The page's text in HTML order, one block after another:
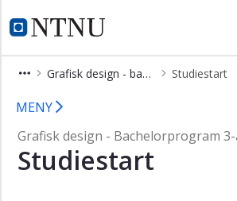
NTNU Hjemmeside
Grafisk design -
Grafisk design - bachelor Studiestart
Studiestart - Grafisk
×
meny
MENY
Grafisk design - Bachelorprogram
Studiestart